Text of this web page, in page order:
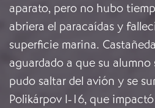
aparato, pero no hubo
abriera el paracaídas y
superficie marina.
aguardado a que su alumno
pudo saltar del avión y se
Polikárpov I-16, que